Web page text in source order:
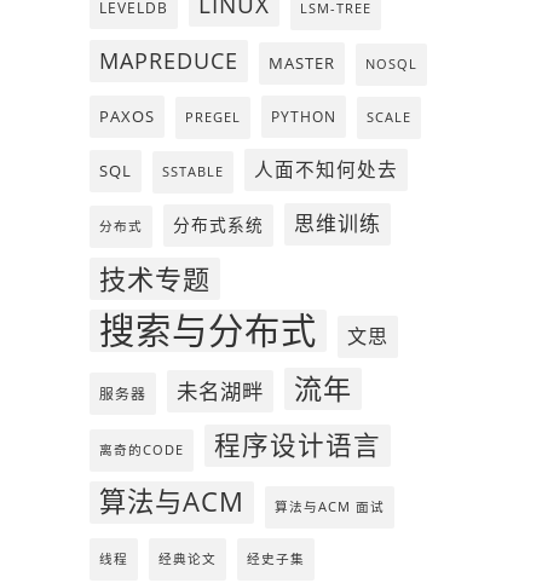
LEVELDB LSM-TREE
MAPREDUCE MASTER NOSQL
PAXOS PREGEL PYTHON SCALE
SQL SSTABLE 人面不知何处去
分布式 分布式系统 思维训练
技术专题
搜索与分布式 文思
服务器 未名湖畔 流年
离奇的CODE 程序设计语言
算法与ACM 算法与ACM 面试
线程 经典论文 经史子集